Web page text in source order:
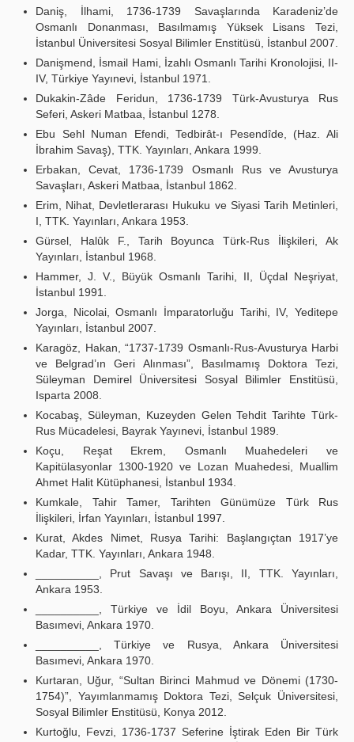
Daniş, İlhami, 1736-1739 Savaşlarında Karadeniz’de
Osmanlı Donanması, Basılmamış Yüksek Lisans Tezi,
İstanbul Üniversitesi Sosyal Bilimler Enstitüsü, İstanbul 2007.
Danişmend, İsmail Hami, İzahlı Osmanlı Tarihi Kronolojisi, II-
IV, Türkiye Yayınevi, İstanbul 1971.
Dukakin-Zâde Feridun, 1736-1739 Türk-Avusturya Rus
Seferi, Askeri Matbaa, İstanbul 1278.
Ebu Sehl Numan Efendi, Tedbirât-ı Pesendîde, (Haz. Ali
İbrahim Savaş), TTK. Yayınları, Ankara 1999.
Erbakan, Cevat, 1736-1739 Osmanlı Rus ve Avusturya
Savaşları, Askeri Matbaa, İstanbul 1862.
Erim, Nihat, Devletlerarası Hukuku ve Siyasi Tarih Metinleri,
I, TTK. Yayınları, Ankara 1953.
Gürsel, Halûk F., Tarih Boyunca Türk-Rus İlişkileri, Ak
Yayınları, İstanbul 1968.
Hammer, J. V., Büyük Osmanlı Tarihi, II, Üçdal Neşriyat,
İstanbul 1991.
Jorga, Nicolai, Osmanlı İmparatorluğu Tarihi, IV, Yeditepe
Yayınları, İstanbul 2007.
Karagöz, Hakan, “1737-1739 Osmanlı-Rus-Avusturya Harbi
ve Belgrad’ın Geri Alınması”, Basılmamış Doktora Tezi,
Süleyman Demirel Üniversitesi Sosyal Bilimler Enstitüsü,
Isparta 2008.
Kocabaş, Süleyman, Kuzeyden Gelen Tehdit Tarihte Türk-
Rus Mücadelesi, Bayrak Yayınevi, İstanbul 1989.
Koçu, Reşat Ekrem, Osmanlı Muahedeleri ve
Kapitülasyonlar 1300-1920 ve Lozan Muahedesi, Muallim
Ahmet Halit Kütüphanesi, İstanbul 1934.
Kumkale, Tahir Tamer, Tarihten Günümüze Türk Rus
İlişkileri, İrfan Yayınları, İstanbul 1997.
Kurat, Akdes Nimet, Rusya Tarihi: Başlangıçtan 1917’ye
Kadar, TTK. Yayınları, Ankara 1948.
__________, Prut Savaşı ve Barışı, II, TTK. Yayınları,
Ankara 1953.
__________, Türkiye ve İdil Boyu, Ankara Üniversitesi
Basımevi, Ankara 1970.
__________, Türkiye ve Rusya, Ankara Üniversitesi
Basımevi, Ankara 1970.
Kurtaran, Uğur, “Sultan Birinci Mahmud ve Dönemi (1730-
1754)”, Yayımlanmamış Doktora Tezi, Selçuk Üniversitesi,
Sosyal Bilimler Enstitüsü, Konya 2012.
Kurtoğlu, Fevzi, 1736-1737 Seferine İştirak Eden Bir Türk